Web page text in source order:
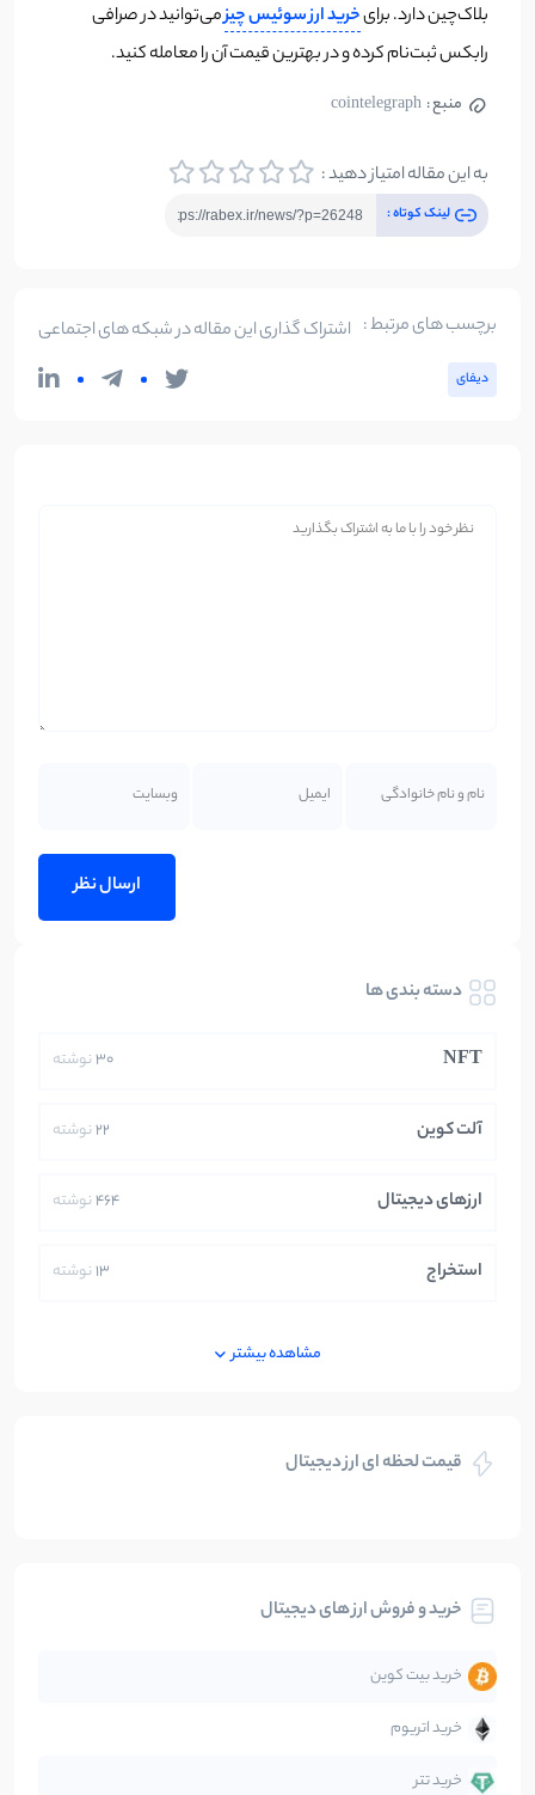
بلاک‌چین دارد. برایخرید ارز سوئیس چیزمی‌توانید در صرافی
رابکس ثبت‌نام کرده و در بهترین قیمت آن را معامله کنید.
منبع : cointelegraph
به این مقاله امتیاز دهید :
لینک کوتاه :
برچسب های مرتبط :
دیفای
اشتراک گذاری این مقاله در شبکه های اجتماعی
دسته بندی ها
NFT
30نوشته
آلت کوین 22نوشته
ارزهای دیجیتال 464نوشته
استخراج 13نوشته
بلاکچین
تحلیل
جهان
دیفای
مشاهده بیشتر
قیمت لحظه ای ارز دیجیتال
خرید و فروش ارز های دیجیتال
خرید بیت کوین
خرید اتریوم
خرید تتر